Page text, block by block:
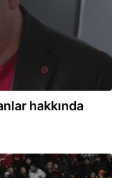
hakkında